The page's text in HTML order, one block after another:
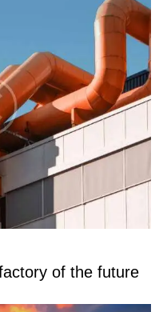
of the future